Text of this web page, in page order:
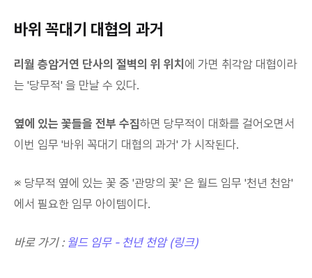
바위 꼭대기 대협의 과거
리월 층암거연 단사의 절벽의 위 위치 에 가면 취각암 대협이라
는 '당무적' 을 만날 수 있다.
옆에 있는 꽃들을 전부 수집하면 당무적이 대화를 걸어오면서
이번 임무 '바위 꼭대기 대협의 과거' 가 시작된다.
※ 당무적 옆에 있는 꽃 중 '관망의 꽃' 은 월드 임무 '천년 천암'
에서 필요한 임무 아이템이다.
바로 가기 : 월드 임무 - 천년 천암 (링크)